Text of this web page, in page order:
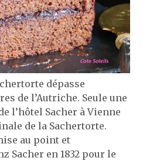
dépasse
de l’Autriche. Seule une
l’hôtel Sacher à Vienne
de la Sachertorte.
au point et
Sacher en 1832 pour le